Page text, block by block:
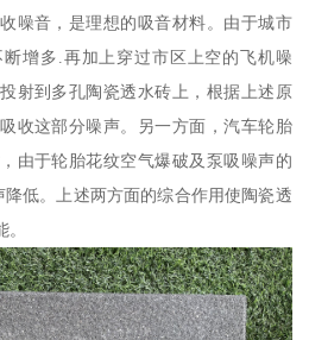
噪音，是理想的吸音材料。由于城市
增多.再加上穿过市区上空的飞机噪
射到多孔陶瓷透水砖上，根据上述原
收这部分噪声。另一方面，汽车轮胎
由于轮胎花纹空气爆破及泵吸噪声的
低。上述两方面的综合作用使陶瓷透